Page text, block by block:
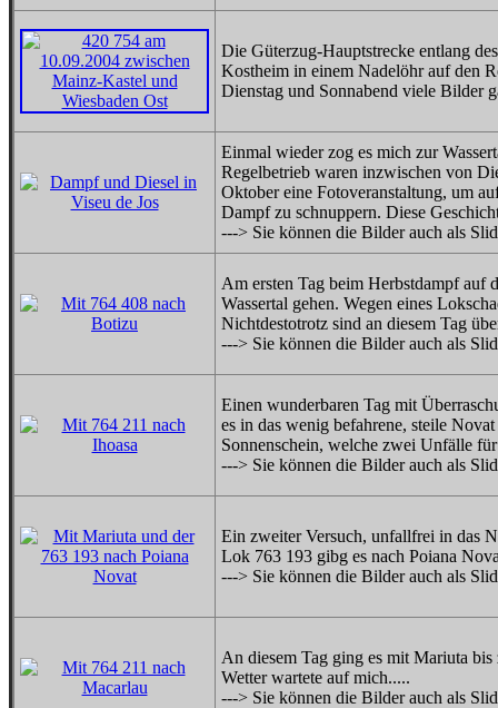
Die Güterzug-Hauptstrecke entlang
Kostheim in einem Nadelöhr auf den
Dienstag und Sonnabend viele Bilder
Einmal wieder zog es mich zur
Regelbetrieb waren inzwischen von
Oktober eine Fotoveranstaltung, um
Dampf zu schnuppern. Diese
---> Sie können die Bilder auch als
Am ersten Tag beim Herbstdampf auf
Wassertal gehen. Wegen eines
Nichtdestotrotz sind an diesem Tag
---> Sie können die Bilder auch als
Einen wunderbaren Tag mit
es in das wenig befahrene, steile
Sonnenschein, welche zwei Unfälle
---> Sie können die Bilder auch als
Ein zweiter Versuch, unfallfrei in das
Lok 763 193 gibg es nach Poiana
---> Sie können die Bilder auch als
An diesem Tag ging es mit Mariuta
Wetter wartete auf mich.....
---> Sie können die Bilder auch als